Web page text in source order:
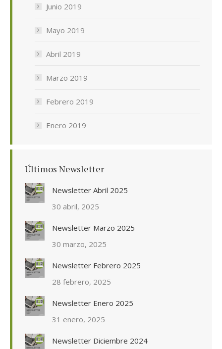
Junio 2019
Mayo 2019
Abril 2019
Marzo 2019
Febrero 2019
Enero 2019
Últimos Newsletter
Newsletter Abril 2025
30 abril, 2025
Newsletter Marzo 2025
30 marzo, 2025
Newsletter Febrero 2025
28 febrero, 2025
Newsletter Enero 2025
31 enero, 2025
Newsletter Diciembre 2024